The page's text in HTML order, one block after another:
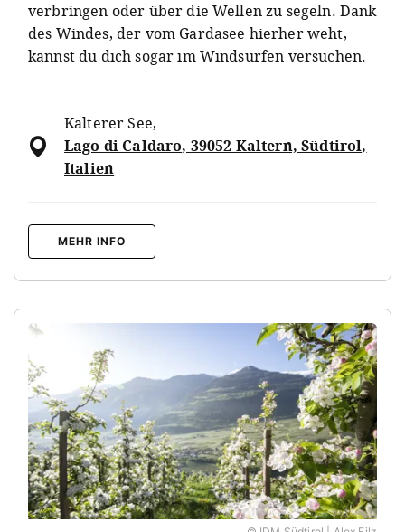
verbringen oder über die Wellen zu segeln. Dank
des Windes, der vom Gardasee hierher weht,
kannst du dich sogar im Windsurfen versuchen.
Kalterer See,
Lago di Caldaro, 39052 Kaltern, Südtirol,
Italien
MEHR INFO